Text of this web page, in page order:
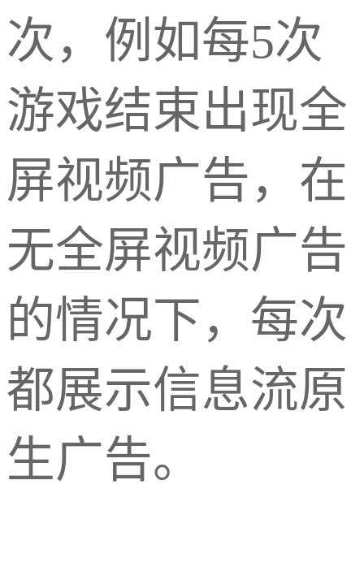
次，例如每5次
游戏结束出现全
屏视频广告，在
无全屏视频广告
的情况下，每次
都展示信息流原
生广告。